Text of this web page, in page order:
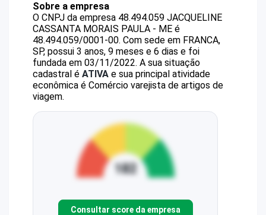
Sobre a empresa
O CNPJ da empresa 48.494.059 JACQUELINE
CASSANTA MORAIS PAULA - ME é
48.494.059/0001-00. Com sede em FRANCA,
SP, possui 3 anos, 9 meses e 6 dias e foi
fundada em 03/11/2022. A sua situação
cadastral é ATIVA e sua principal atividade
econômica é Comércio varejista de artigos de
viagem.
Consultar score da empresa